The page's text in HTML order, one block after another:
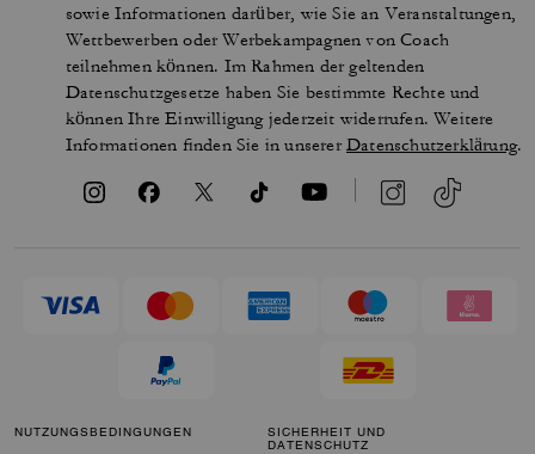
sowie Informationen darüber, wie Sie an Veranstaltungen,
Wettbewerben oder Werbekampagnen von Coach
teilnehmen können. Im Rahmen der geltenden
Datenschutzgesetze haben Sie bestimmte Rechte und
können Ihre Einwilligung jederzeit widerrufen. Weitere
Informationen finden Sie in unsererDatenschutzerklärung.
NUTZUNGSBEDINGUNGEN
SICHERHEIT UND
DATENSCHUTZ